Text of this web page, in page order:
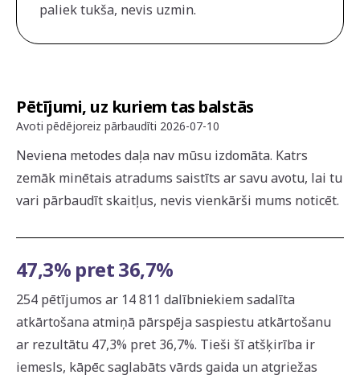
paliek tukša, nevis uzmin.
Pētījumi, uz kuriem tas balstās
Avoti pēdējoreiz pārbaudīti 2026-07-10
Neviena metodes daļa nav mūsu izdomāta. Katrs
zemāk minētais atradums saistīts ar savu avotu, lai tu
vari pārbaudīt skaitļus, nevis vienkārši mums noticēt.
47,3% pret 36,7%
254 pētījumos ar 14 811 dalībniekiem sadalīta
atkārtošana atmiņā pārspēja saspiestu atkārtošanu
ar rezultātu 47,3% pret 36,7%. Tieši šī atšķirība ir
iemesls, kāpēc saglabāts vārds gaida un atgriežas